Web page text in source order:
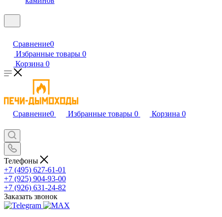
Сравнение0
Избранные товары 0
Корзина 0
Сравнение0 Избранные товары 0 Корзина 0
Телефоны
+7 (495) 627-61-01
+7 (925) 904-93-00
+7 (926) 631-24-82
Заказать звонок